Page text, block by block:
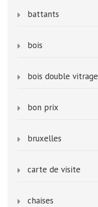
battants
bois
bois double vitrage
bon prix
bruxelles
carte de visite
chaises